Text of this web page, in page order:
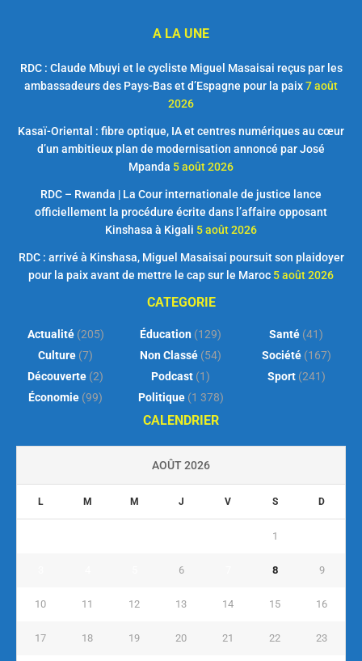
A LA UNE
RDC : Claude Mbuyi et le cycliste Miguel Masaisai reçus par les
ambassadeurs des Pays-Bas et d’Espagne pour la paix7 août
2026
Kasaï-Oriental : fibre optique, IA et centres numériques au cœur
d’un ambitieux plan de modernisation annoncé par José
Mpanda 5 août 2026
RDC – Rwanda | La Cour internationale de justice lance
officiellement la procédure écrite dans l’affaire opposant
Kinshasa à Kigali 5 août 2026
RDC : arrivé à Kinshasa, Miguel Masaisai poursuit son plaidoyer
pour la paix avant de mettre le cap sur le Maroc 5 août 2026
CATEGORIE
Actualité(205)
Culture (7)
Découverte (2)
Économie (99)
Éducation (129)
Non Classé (54)
Podcast (1)
Politique(1 378)
Santé (41)
Société(167)
Sport(241)
CALENDRIER
AOÛT 2026
L M M J V S D
1
6 8 9
10 11 12 13 14 15 16
17 18 19 20 21 22 23